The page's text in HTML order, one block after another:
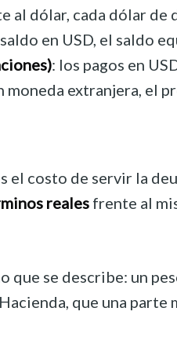
al dólar, cada dólar de
en USD, el saldo
: los pagos en
extranjera, el
el costo de servir la
reales frente al
que se describe: un
que una